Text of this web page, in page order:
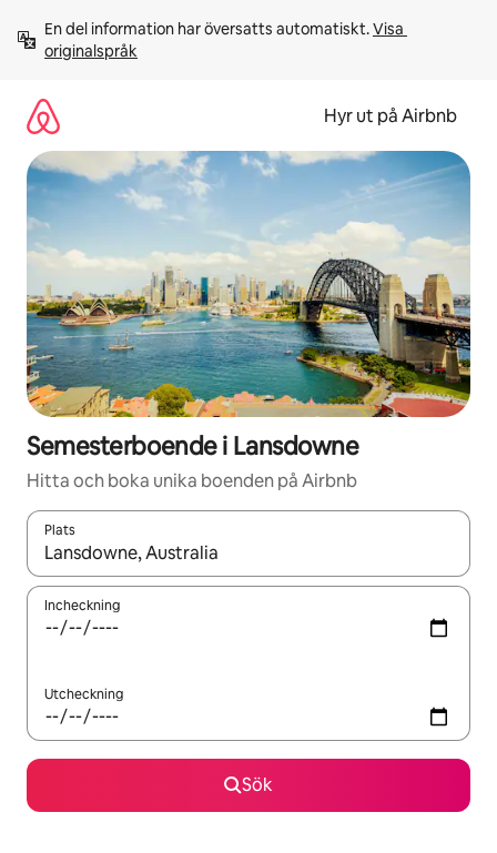
innehåll
En del information har översatts automatiskt. Visa
originalspråk
Hyr ut på Airbnb
Semesterboende i Lansdowne
Hitta och boka unika boenden på Airbnb
Plats
När resultaten är tillgängliga kan du navigera med upp- och
Incheckning
Utcheckning
Sök